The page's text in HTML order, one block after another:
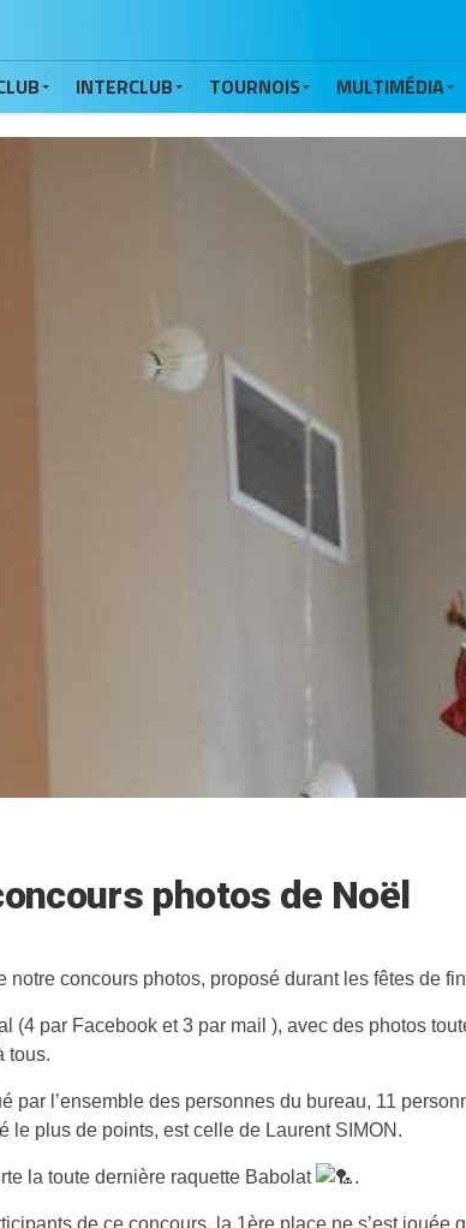
INTERCLUB TOURNOIS MULTIMÉDIA
photos de Noël
notre concours photos, proposé durant les fêtes de
(4 par Facebook et 3 par mail ), avec des photos
tous.
par l’ensemble des personnes du bureau, 11
le plus de points, est celle de Laurent SIMON.
la toute dernière raquette Babolat .
de ce concours, la 1ère place ne s’est jouée